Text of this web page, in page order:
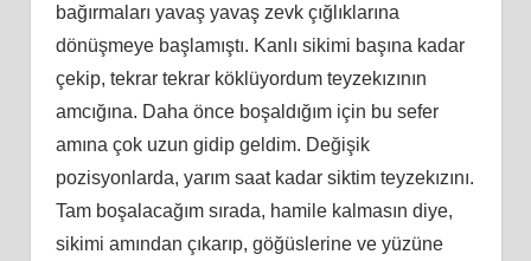
bağırmaları yavaş yavaş zevk çığlıklarına
dönüşmeye başlamıştı. Kanlı sikimi başına kadar
çekip, tekrar tekrar köklüyordum teyzekızının
amcığına. Daha önce boşaldığım için bu sefer
amına çok uzun gidip geldim. Değişik
pozisyonlarda, yarım saat kadar siktim teyzekızını.
Tam boşalacağım sırada, hamile kalmasın diye,
sikimi amından çıkarıp, göğüslerine ve yüzüne